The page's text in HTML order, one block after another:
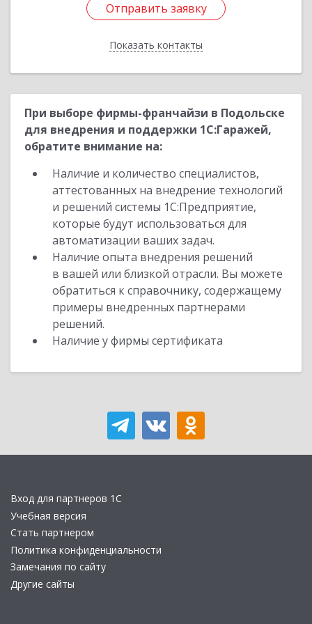
Отправить заявку
Показать контакты
Отправить заявку
Назад
При выборе фирмы-франчайзи в Подольске
для внедрения и поддержки 1С:Гаражей,
обратите внимание на:
Наличие и количество специалистов,
аттестованных на внедрение технологий
и решений системы 1С:Предприятие,
которые будут использоваться для
автоматизации ваших задач.
Наличие опыта внедрения решений
в вашей или близкой отрасли. Вы можете
обратиться к справочнику, содержащему
примеры внедренных партнерами
решений.
Наличие у фирмы сертификата
Вход для партнеров 1С
Учебная версия
Стать партнером
Политика конфиденциальности
Замечания по сайту
Другие сайты